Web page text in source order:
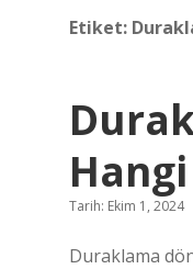
Etiket:
Tarih: Ekim 1, 2024
Duraklama